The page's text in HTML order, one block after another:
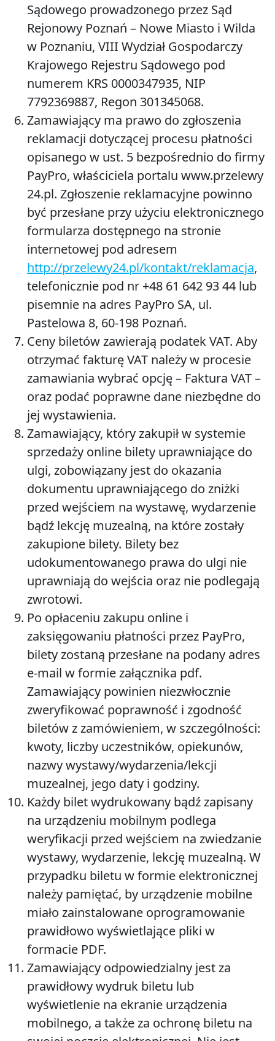
Sądowego prowadzonego przez Sąd
Rejonowy Poznań – Nowe Miasto i Wilda
w Poznaniu, VIII Wydział Gospodarczy
Krajowego Rejestru Sądowego pod
numerem KRS 0000347935, NIP
7792369887, Regon 301345068.
Zamawiający ma prawo do zgłoszenia
reklamacji dotyczącej procesu płatności
opisanego w ust. 5 bezpośrednio do firmy
PayPro, właściciela portalu www.przelewy
24.pl. Zgłoszenie reklamacyjne powinno
być przesłane przy użyciu elektronicznego
formularza dostępnego na stronie
internetowej pod adresem
http://przelewy24.pl/kontakt/reklamacja,
telefonicznie pod nr +48 61 642 93 44 lub
pisemnie na adres PayPro SA, ul.
Pastelowa 8, 60-198 Poznań.
Ceny biletów zawierają podatek VAT. Aby
otrzymać fakturę VAT należy w procesie
zamawiania wybrać opcję – Faktura VAT –
oraz podać poprawne dane niezbędne do
jej wystawienia.
Zamawiający, który zakupił w systemie
sprzedaży online bilety uprawniające do
ulgi, zobowiązany jest do okazania
dokumentu uprawniającego do zniżki
przed wejściem na wystawę, wydarzenie
bądź lekcję muzealną, na które zostały
zakupione bilety. Bilety bez
udokumentowanego prawa do ulgi nie
uprawniają do wejścia oraz nie podlegają
zwrotowi.
Po opłaceniu zakupu online i
zaksięgowaniu płatności przez PayPro,
bilety zostaną przesłane na podany adres
e-mail w formie załącznika pdf.
Zamawiający powinien niezwłocznie
zweryfikować poprawność i zgodność
biletów z zamówieniem, w szczególności:
kwoty, liczby uczestników, opiekunów,
nazwy wystawy/wydarzenia/lekcji
muzealnej, jego daty i godziny.
Każdy bilet wydrukowany bądź zapisany
na urządzeniu mobilnym podlega
weryfikacji przed wejściem na zwiedzanie
wystawy, wydarzenie, lekcję muzealną. W
przypadku biletu w formie elektronicznej
należy pamiętać, by urządzenie mobilne
miało zainstalowane oprogramowanie
prawidłowo wyświetlające pliki w
formacie PDF.
Zamawiający odpowiedzialny jest za
prawidłowy wydruk biletu lub
wyświetlenie na ekranie urządzenia
mobilnego, a także za ochronę biletu na